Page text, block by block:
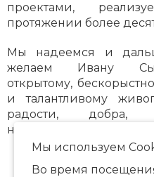
проектами,
протяжении более
Мы надеемся и
желаем Ивану
открытому,
и талантливому
радости, добра,
неиссякаемой
Мы используем
Во время